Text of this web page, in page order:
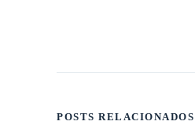
POSTS RELACIONADOS